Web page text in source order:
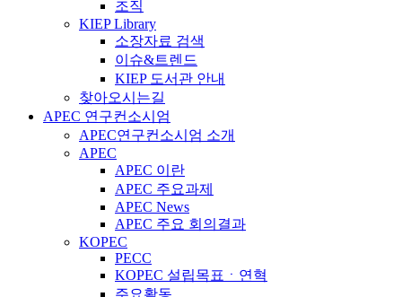
조직
KIEP Library
소장자료 검색
이슈&트렌드
KIEP 도서관 안내
찾아오시는길
APEC 연구컨소시엄
APEC연구컨소시엄 소개
APEC
APEC 이란
APEC 주요과제
APEC News
APEC 주요 회의결과
KOPEC
PECC
KOPEC 설립목표ㆍ연혁
주요활동